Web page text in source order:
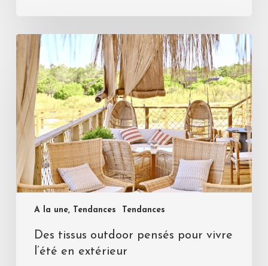
A la une, Tendances Tendances
Des tissus outdoor pensés pour vivre
l’été en extérieur